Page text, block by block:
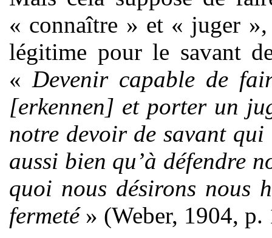
« connaître » et « juger
légitime pour le savant
« Devenir capable de
[erkennen] et porter un
notre devoir de savant
aussi bien qu’à défendre
quoi nous désirons nous
fermeté» (Weber, 1904, p.